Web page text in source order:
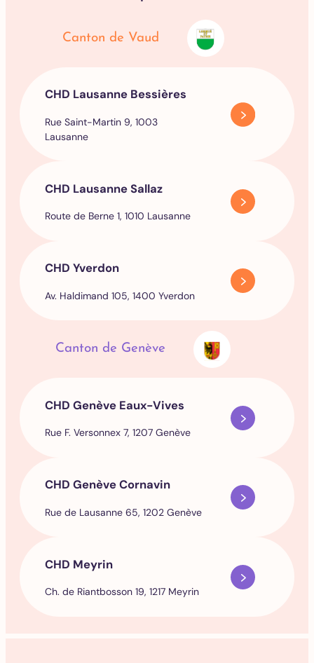
Canton de Vaud
CHD Lausanne Bessières
Rue Saint-Martin 9, 1003
Lausanne
CHD Lausanne Sallaz
Route de Berne 1, 1010 Lausanne
CHD Yverdon
Av. Haldimand 105, 1400 Yverdon
Canton de Genève
CHD Genève Eaux-Vives
Rue F. Versonnex 7, 1207 Genève
CHD Genève Cornavin
Rue de Lausanne 65, 1202 Genève
CHD Meyrin
Ch. de Riantbosson 19, 1217 Meyrin